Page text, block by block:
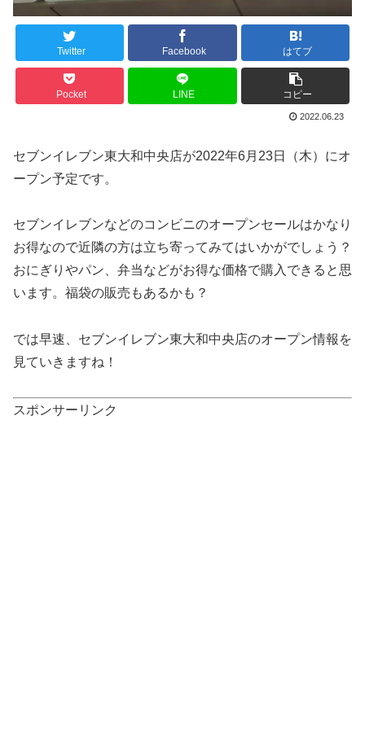
Twitter Facebook はてブ
Pocket LINE コピー
2022.06.23
セブンイレブン東大和中央店が2022年6月23日（木）にオ
ープン予定です。
セブンイレブンなどのコンビニのオープンセールはかなり
お得なので近隣の方は立ち寄ってみてはいかがでしょう？
おにぎりやパン、弁当などがお得な価格で購入できると思
います。福袋の販売もあるかも？
では早速、セブンイレブン東大和中央店のオープン情報を
見ていきますね！
スポンサーリンク